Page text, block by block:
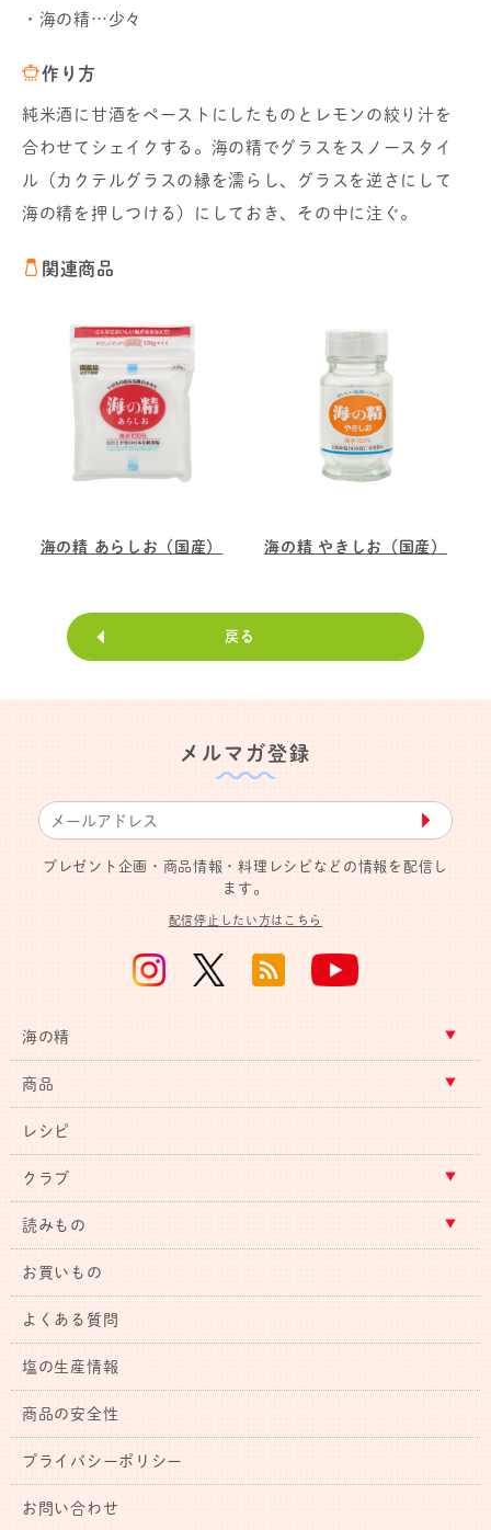
・海の精…少々
作り方
純米酒に甘酒をペーストにしたものとレモンの絞り汁を
合わせてシェイクする。海の精でグラスをスノースタイ
ル（カクテルグラスの縁を濡らし、グラスを逆さにして
海の精を押しつける）にしておき、その中に注ぐ。
関連商品
海の精 あらしお（国産） 海の精 やきしお（国産）
戻る
メルマガ登録
▶︎
プレゼント企画・商品情報・料理レシピなどの情報を配信し
ます。
配信停止したい方はこちら
海の精
商品
レシピ
クラブ
読みもの
お買いもの
よくある質問
塩の生産情報
商品の安全性
プライバシーポリシー
お問い合わせ